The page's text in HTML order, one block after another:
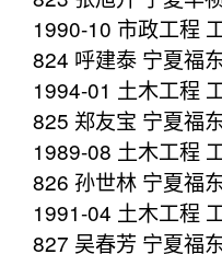
1990-10 市政工程
824 呼建泰 宁夏福
1994-01 土木工程
825 郑友宝 宁夏福
1989-08 土木工程
826 孙世林 宁夏福
1991-04 土木工程
827 吴春芳 宁夏福